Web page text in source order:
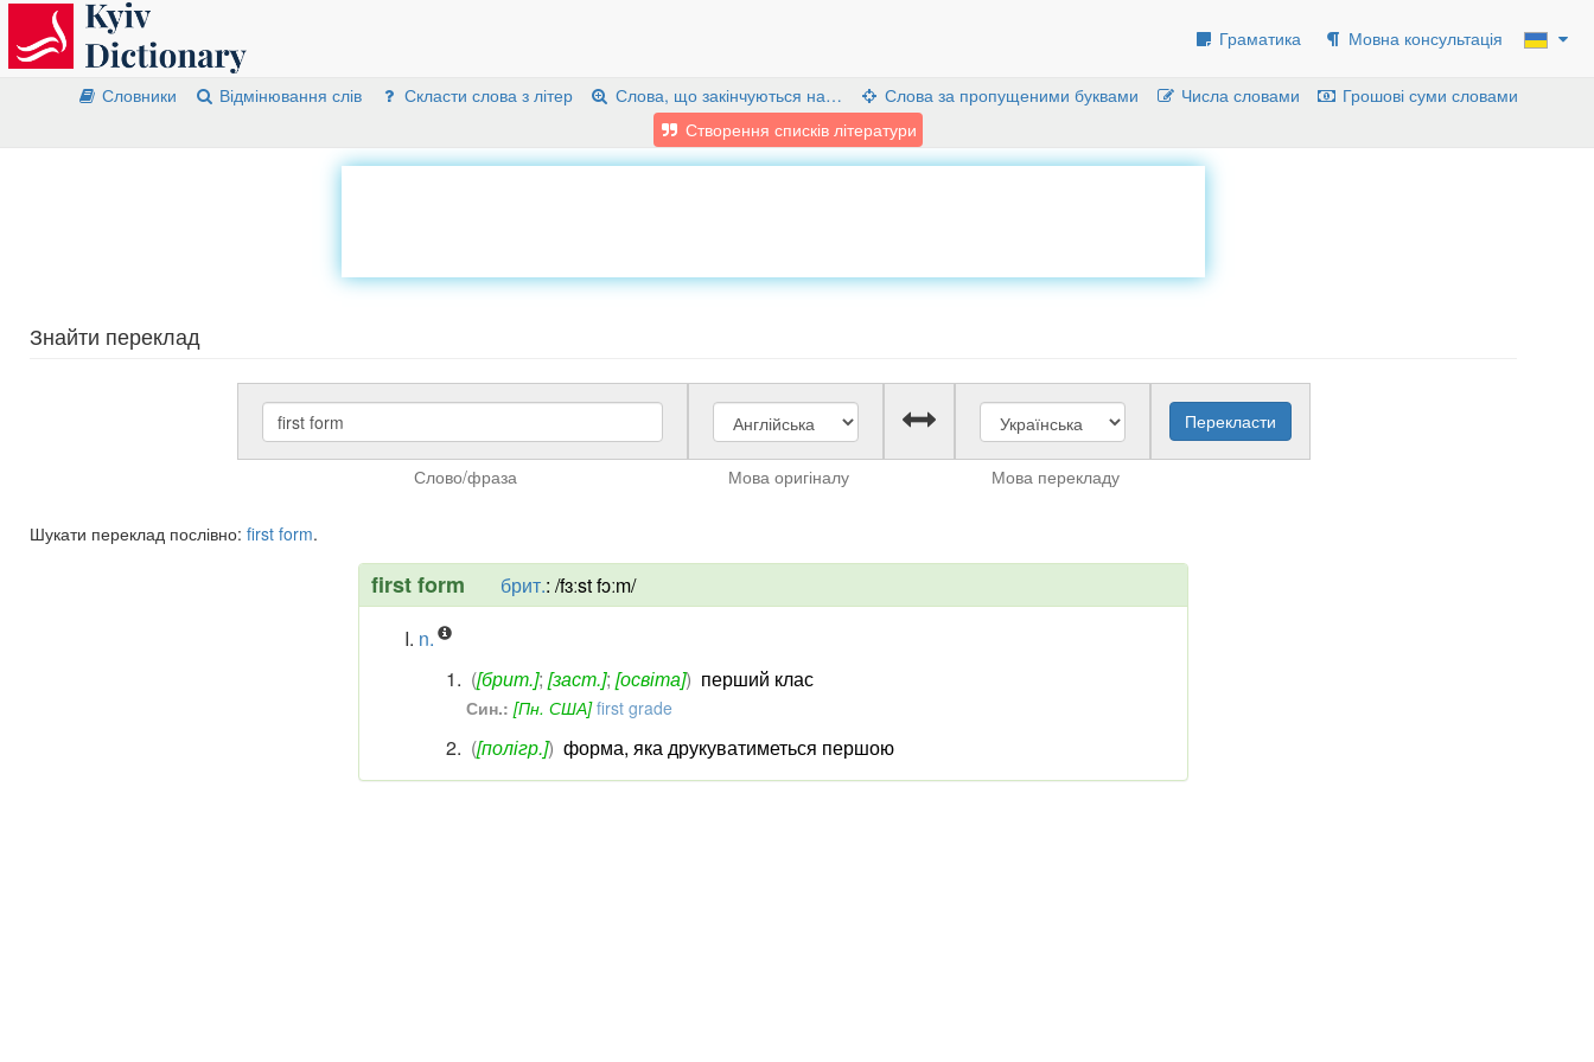
Граматика Мовна консультація
Словники Відмінювання слів Скласти слова з літер Слова, що закінчуються на… Слова за пропущеними буквами Числа словами
Грошові суми словами
Створення списків літератури
Знайти переклад
Слово/фраза Мова оригіналу Мова перекладу
Шукати переклад послівно: first form.
first form брит.: /fɜːst fɔːm/
n.
([брит.]; [заст.]; [освіта]) перший клас
Син.: [Пн. США] first grade
([полігр.]) форма, яка друкуватиметься першою